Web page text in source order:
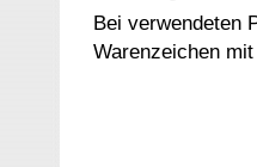
Bei verwendeten
Warenzeichen